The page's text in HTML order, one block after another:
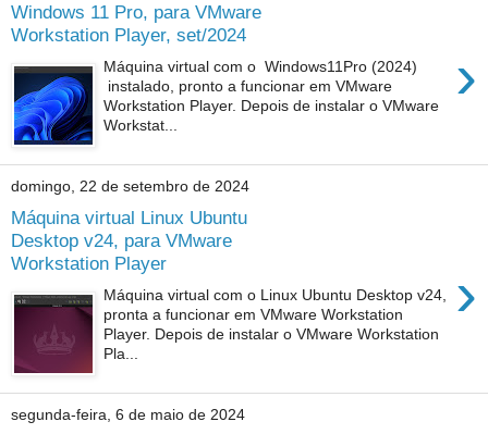
Windows 11 Pro, para VMware
Workstation Player, set/2024
›
Máquina virtual com o Windows11Pro (2024)
instalado, pronto a funcionar em VMware
Workstation Player. Depois de instalar o VMware
Workstat...
domingo, 22 de setembro de 2024
Máquina virtual Linux Ubuntu
Desktop v24, para VMware
Workstation Player
›
Máquina virtual com o Linux Ubuntu Desktop v24,
pronta a funcionar em VMware Workstation
Player. Depois de instalar o VMware Workstation
Pla...
segunda-feira, 6 de maio de 2024